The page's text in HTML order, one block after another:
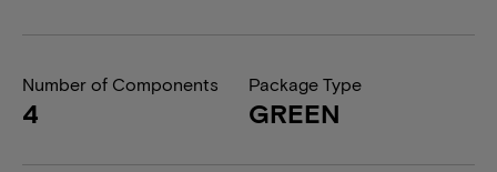
Number of Components
4
Package Type
GREEN